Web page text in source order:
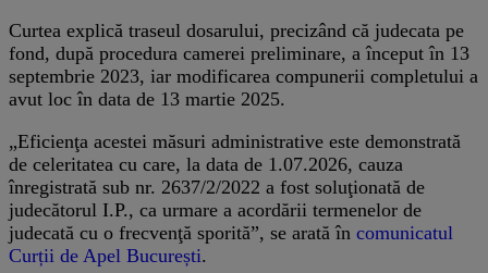
Curtea explică traseul dosarului, precizând că judecata pe
fond, după procedura camerei preliminare, a început în 13
septembrie 2023, iar modificarea compunerii completului a
avut loc în data de 13 martie 2025.
„Eficienţa acestei măsuri administrative este demonstrată
de celeritatea cu care, la data de 1.07.2026, cauza
înregistrată sub nr. 2637/2/2022 a fost soluţionată de
judecătorul I.P., ca urmare a acordării termenelor de
judecată cu o frecvenţă sporită”, se arată în comunicatul
Curții de Apel București.